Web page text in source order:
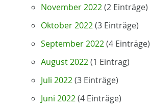
November 2022(2 Einträge)
Oktober 2022(3 Einträge)
September 2022(4 Einträge)
August 2022(1 Eintrag)
Juli 2022(3 Einträge)
Juni 2022(4 Einträge)